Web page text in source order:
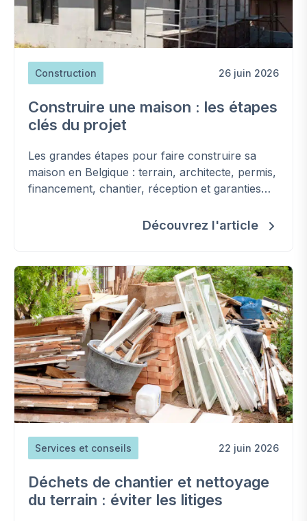
Construction 26 juin 2026
Construire une maison : les étapes
clés du projet
Les grandes étapes pour faire construire sa
maison en Belgique : terrain, architecte, permis,
financement, chantier, réception et garanties
Découvrez l'article
Services et conseils 22 juin 2026
Déchets de chantier et nettoyage
du terrain : éviter les litiges